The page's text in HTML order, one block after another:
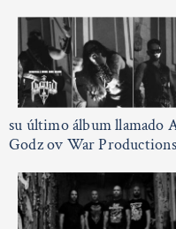
su último álbum llamado
Godz ov War